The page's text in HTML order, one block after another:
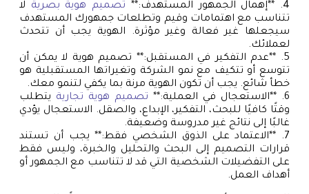
4. **إهمال الجمهور المستهدف:**
تصميم هوية بصرية لا
تتناسب مع اهتمامات وقيم وتطلعات جمهورك المستهدف
سيجعلها غير فعالة وغير مؤثرة. الهوية يجب أن تتحدث
لعملائك.
5. **عدم التفكير في المستقبل:** تصميم هوية لا يمكن أن
تتوسع أو تتكيف مع نمو الشركة وتغيراتها المستقبلية هو
خطأ شائع. يجب أن تكون الهوية مرنة بما يكفي لتنمو معك.
6. **الاستعجال في العملية:**
تصميم هوية تجارية يتطلب
وقتًا كافيًا للبحث، التفكير، الإبداع، والصقل. الاستعجال يؤدي
غالبًا إلى نتائج غير مدروسة وضعيفة.
7. **الاعتماد على الذوق الشخصي فقط:** يجب أن تستند
قرارات التصميم إلى البحث والتحليل والخبرة، وليس فقط
على التفضيلات الشخصية التي قد لا تتناسب مع الجمهور أو
أهداف العمل.